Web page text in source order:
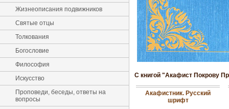
Жизнеописания подвижников
Святые отцы
Толкования
Богословие
Философия
Искусство
Проповеди, беседы, ответы на
вопросы
С книгой "Акафист Покрову
Акафистник. Русский
шрифт